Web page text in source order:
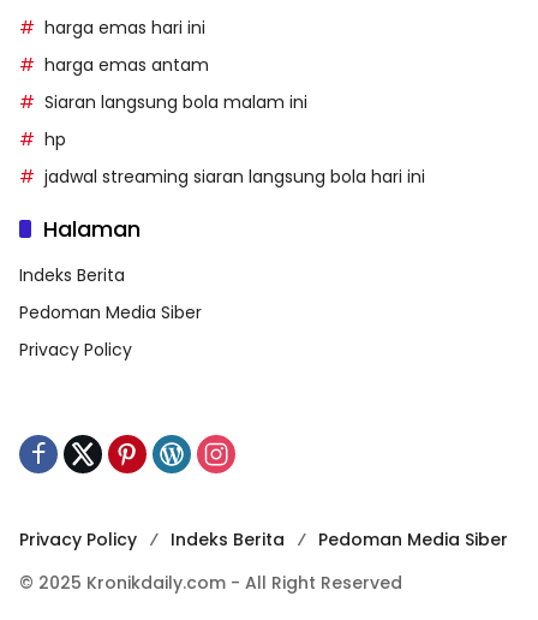
harga emas hari ini
harga emas antam
Siaran langsung bola malam ini
hp
jadwal streaming siaran langsung bola hari ini
Halaman
Indeks Berita
Pedoman Media Siber
Privacy Policy
Privacy Policy Indeks Berita
Pedoman Media Siber
© 2025 Kronikdaily.com - All Right Reserved